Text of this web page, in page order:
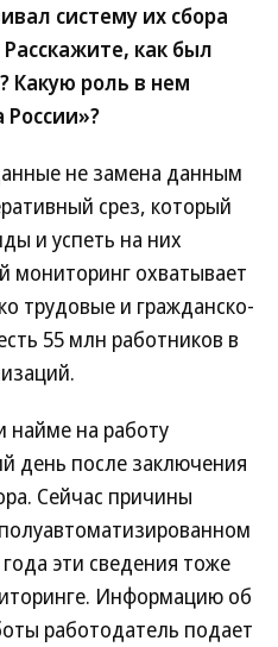
систему их сбора
как был
Какую роль в нем
России»?
не замена данным
срез, который
и успеть на них
мониторинг охватывает
трудовые и гражданско-
55 млн работников в
найме на работу
день после заключения
Сейчас причины
эти сведения тоже
Информацию об
работодатель подает